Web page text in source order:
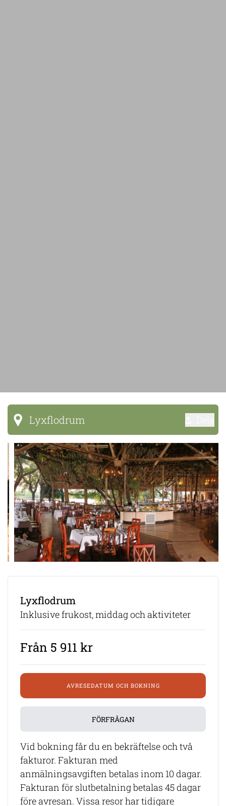
Lyxflodrum
Lyxflodrum
Inklusive frukost, middag och aktiviteter
Från 5 911 kr
AVRESEDATUM OCH BOKNING
FÖRFRÅGAN
Vid bokning får du en bekräftelse och två
fakturor. Fakturan med
anmälningsavgiften betalas inom 10 dagar.
Fakturan för slutbetalning betalas 45 dagar
före avresan. Vissa resor har tidigare